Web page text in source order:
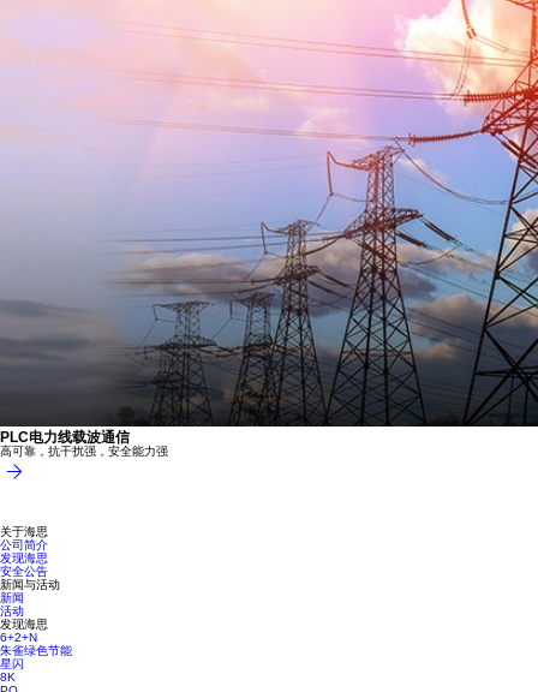
PLC电力线载波通信
高可靠，抗干扰强，安全能力强
关于海思
公司简介
发现海思
安全公告
新闻与活动
新闻
活动
发现海思
6+2+N
朱雀绿色节能
星闪
8K